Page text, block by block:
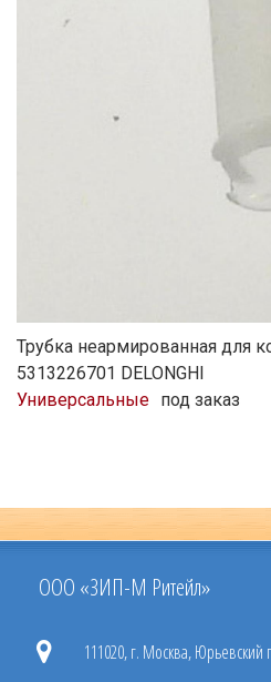
Трубка неармированная для
5313226701 DELONGHI
Универсальные под заказ
ООО «ЗИП-М Ритейл»
111020, г. Москва, Юрьевский